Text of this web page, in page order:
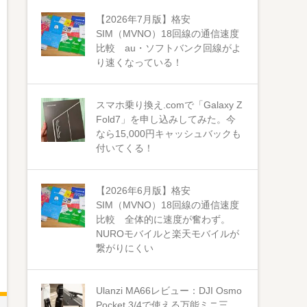
【2026年7月版】格安
SIM（MVNO）18回線の通信速度
比較 au・ソフトバンク回線がよ
り速くなっている！
スマホ乗り換え.comで「Galaxy Z
Fold7」を申し込みしてみた。今
なら15,000円キャッシュバックも
付いてくる！
【2026年6月版】格安
SIM（MVNO）18回線の通信速度
比較 全体的に速度が奮わず。
NUROモバイルと楽天モバイルが
繋がりにくい
Ulanzi MA66レビュー：DJI Osmo
Pocket 3/4で使える万能ミニ三